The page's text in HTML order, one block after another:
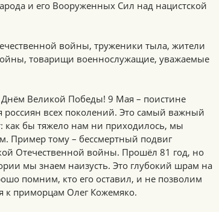
и его Вооруженных Сил над нацистской
войны, труженики тыла, жители
товарищи военнослужащие, уважаемые
Великой Победы! 9 Мая – поистине
всех поколений. Это самый важный
как бы тяжело нам ни приходилось, мы
Пример тому – бессмертный подвиг
Отечественной войны. Прошёл 81 год, но
мы знаем наизусть. Это глубокий шрам на
помним, кто его оставил, и не позволим
к приморцам Олег Кожемяко.